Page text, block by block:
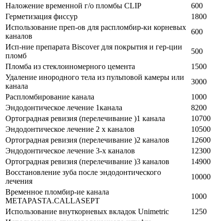
Наложение временной г/о пломбы CLIP
600
Герметизация фиссур
1800
Использование преп-ов для распломбир-ки корневых
каналов
600
Исп-ние препарата Biscover для покрытия и гер-ции
пломб
500
Пломба из стеклоиномерного цемента
1500
Удаление инородного тела из пульповой камеры или
канала
3000
Распломбирование канала
1000
Эндодонтическое лечение 1канала
8200
Ортоградная ревизия (перелечивание )1 канала
10700
Эндодонтическое лечение 2 х каналов
10500
Ортоградная ревизия (перелечивание )2 каналов
12600
Эндодонтическое лечение 3-х каналов
12300
Ортоградная ревизия (перелечивание )3 каналов
14900
Восстановление зуба после эндодонтического
лечения
10000
Временное пломбир-ие канала
METAPASTA.CALLASEPT
1000
Использование внуткорневых вкладок Unimetric
1250